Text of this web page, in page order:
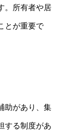
。所有者や居
とが重要で
助があり、集
する制度があ